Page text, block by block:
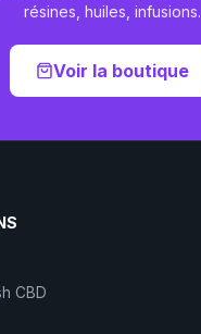
résines, huiles, infusions.
Voir la boutique
CBD